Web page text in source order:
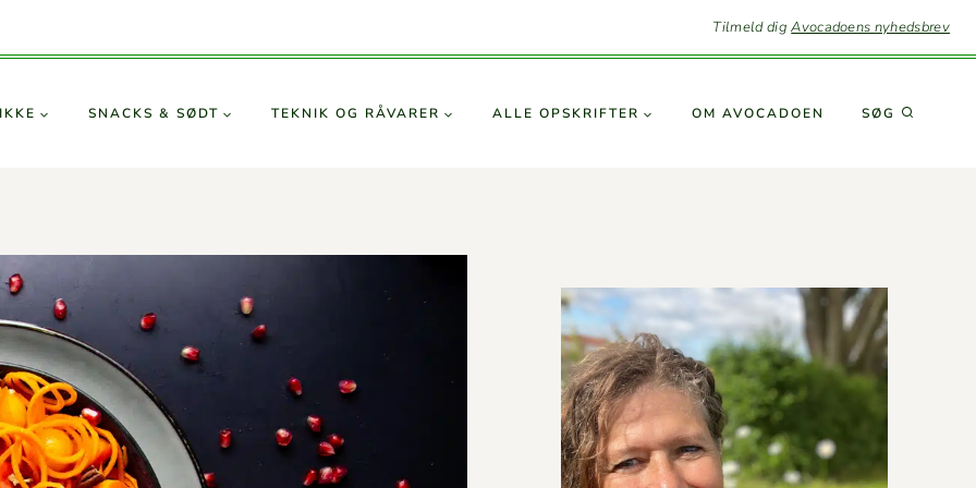
Tilmeld digAvocadoens nyhedsbrev
SNACKS & SØDT TEKNIK OG RÅVARER ALLE OPSKRIFTER OM AVO­CA­DOEN SØG